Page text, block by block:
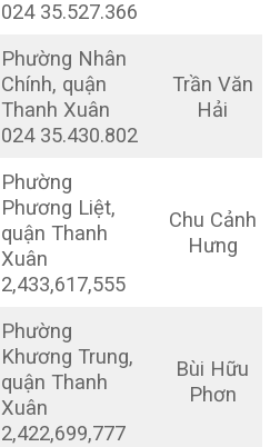
024 35.527.366
Phường Nhân
Chính, quận
Thanh Xuân
024 35.430.802
Trần Văn
Hải
Phường
Phương Liệt,
quận Thanh
Xuân
2,433,617,555
Chu Cảnh
Hưng
Phường
Khương Trung,
quận Thanh
Xuân
2,422,699,777
Bùi Hữu
Phơn